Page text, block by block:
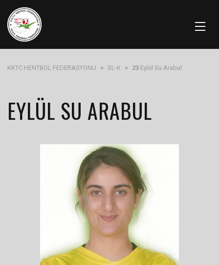
KKTC HENTBOL FEDERASYONU > SL-K > 23 Eylül Su Arabul
EYLÜL SU ARABUL